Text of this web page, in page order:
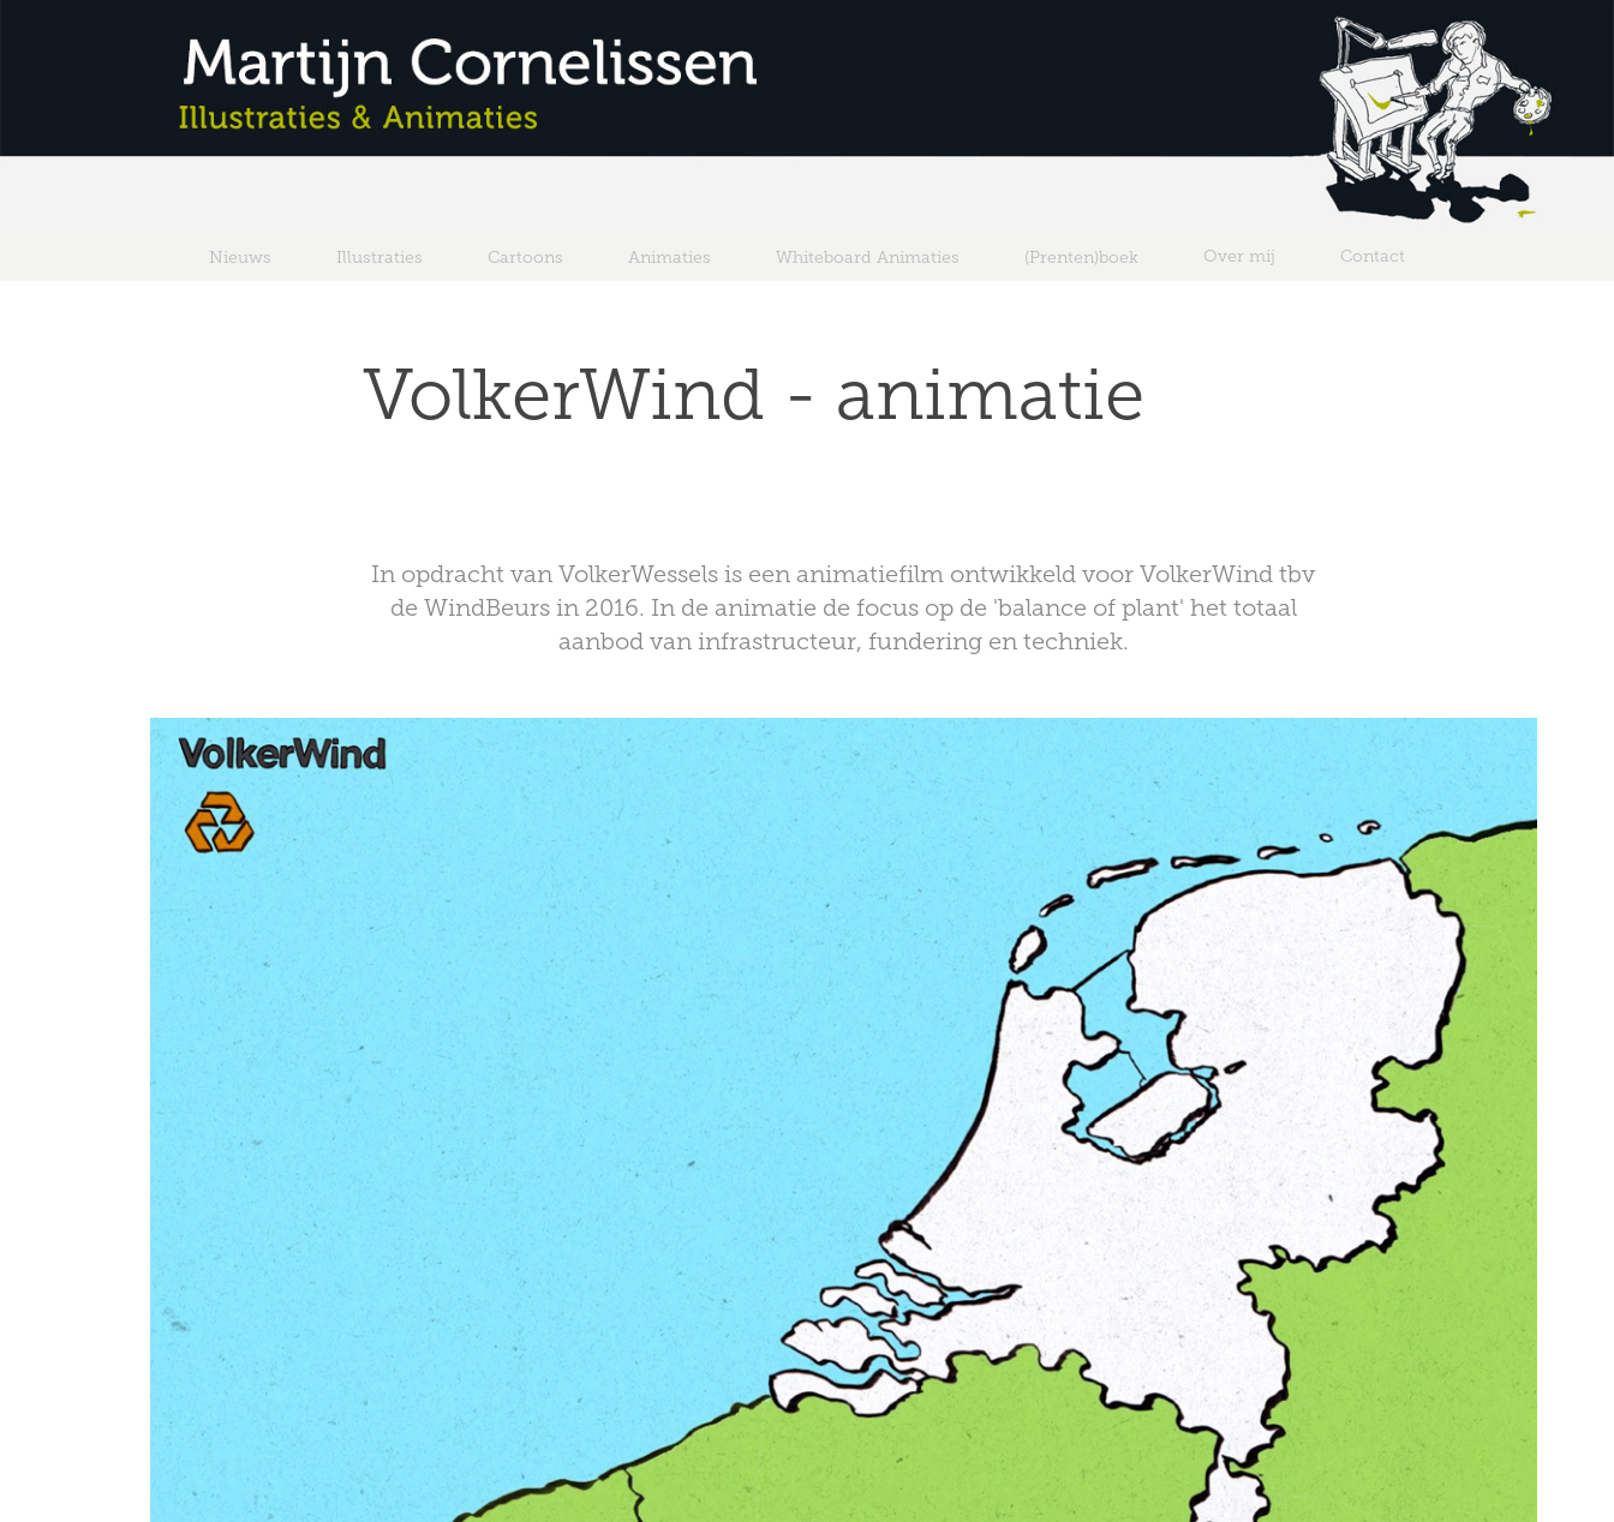
Nieuws Illustraties Cartoons Animaties Whiteboard Animaties (Prenten)boek Over mij Contact
VolkerWind - animatie
In opdracht van VolkerWessels is een animatiefilm ontwikkeld voor VolkerWind tbv
de WindBeurs in 2016. In de animatie de focus op de 'balance of plant' het totaal
aanbod van infrastructeur, fundering en techniek.